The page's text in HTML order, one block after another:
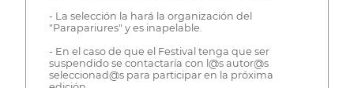
- La selección la hará la organización del
"Parapariures" y es inapelable.
- En el caso de que el Festival tenga que ser
suspendido se contactaría con l@s autor@s
seleccionad@s para participar en la próxima